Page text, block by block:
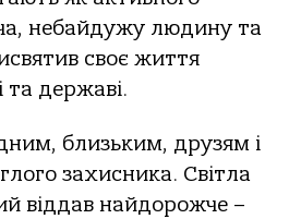
небайдужу людину та
своє життя
державі.
близьким, друзям і
захисника. Світла
віддав найдорожче –